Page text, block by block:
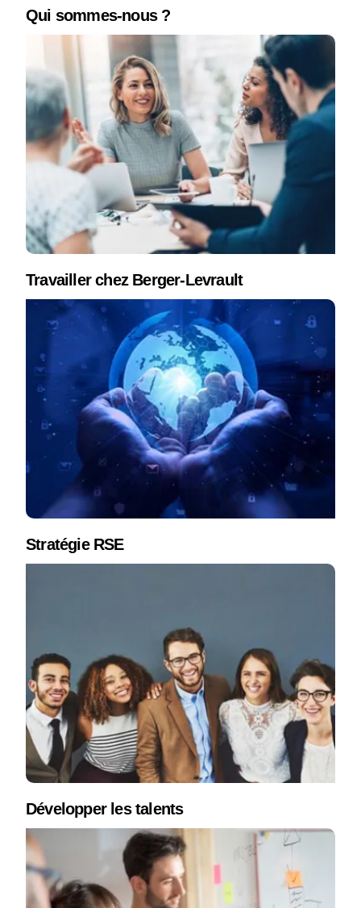
Qui sommes-nous ?
Travailler chez Berger-Levrault
Stratégie RSE
Développer les talents